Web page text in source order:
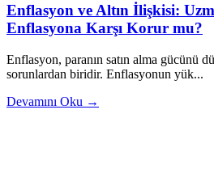
Enflasyon ve Altın İlişkisi:
Enflasyona Karşı Korur mu?
Enflasyon, paranın satın alma gücünü
sorunlardan biridir. Enflasyonun yük...
Devamını Oku →